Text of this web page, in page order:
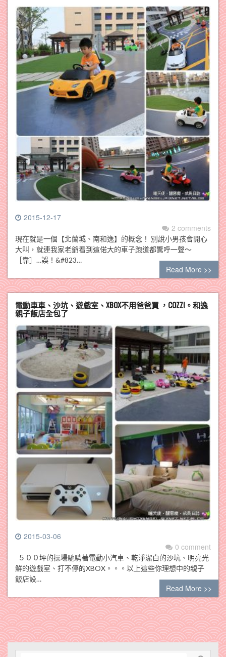
2015-12-17
2 comments
現在就是一個【北蘭城、南和逸】的概念！ 別說小男孩會開心
大叫，就連我家老爺看到這偌大的車子跑道都驚呼一聲～
［靠］…誤！&#823…
Read More >>
電動車車、沙坑、遊戲室、XBOX不用爸爸買 ，COZZI。和逸
親子飯店全包了
2015-03-06
0 comment
５００坪的操場馳騁著電動小汽車、乾淨潔白的沙坑、明亮光
鮮的遊戲室、打不停的XBOX。。。以上這些你理想中的親子
飯店設…
Read More >>